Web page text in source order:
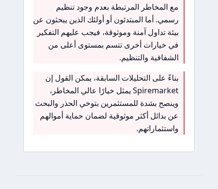
مع المخاطر المرتبطة بعدم وجود تنظيم
رسمي. أما المبتدئون أو أولئك الذين يبحثون عن
بيئة تداول آمنة وموثوقة، فيجب عليهم التفكير
في خيارات أخرى تتسم بمستوى أعلى من
الشفافية والتنظيم.
بناءً على التحليلات السابقة، يمكن القول إن
Spiremarket يمثل خيارًا عالي المخاطر،
وينصح بشدة للمستثمرين بتوخي الحذر والبحث
عن بدائل أكثر موثوقية لضمان حماية أموالهم
واستثماراتهم.